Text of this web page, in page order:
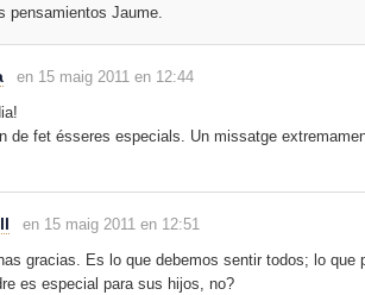
pensamientos Jaume.
en 15 maig 2011 en 12:44
de fet ésseres especials. Un missatge
en 15 maig 2011 en 12:51
gracias. Es lo que debemos sentir todos; lo que
es especial para sus hijos, no?